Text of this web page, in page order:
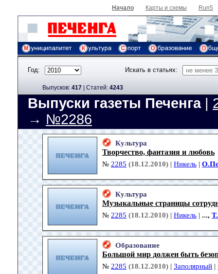
Начало Карты и схемы Run5
Год: Искать в статьях:
Выпусков: 417 | Cтатей: 4243
Выпуски газеты Печенга|
→ №2286
Культура
Творчество, фантазия и любовь
№ 2285 (18.12.2010) | Никель |
Культура
Музыкальные страницы
№ 2285 (18.12.2010) | Никель | ...,
Образование
Большой мир должен быть
№ 2285 (18.12.2010) | Заполярный |